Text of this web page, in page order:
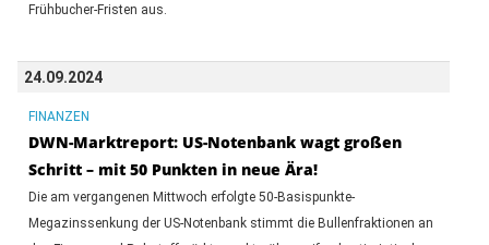
Frühbucher-Fristen aus.
24.09.2024
FINANZEN
DWN-Marktreport: US-Notenbank wagt großen
Schritt – mit 50 Punkten in neue Ära!
Die am vergangenen Mittwoch erfolgte 50-Basispunkte-
Megazinssenkung der US-Notenbank stimmt die Bullenfraktionen an